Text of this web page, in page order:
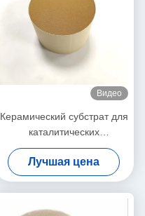
Видео
Керамический субстрат для
каталитических
преобразователей
отвечает стандартам Евро
6/VI
Лучшая цена